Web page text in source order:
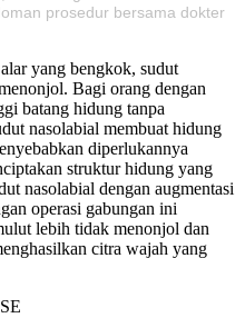
prosedur bersama dokter
yang bengkok, sudut
Bagi orang dengan
batang hidung tanpa
nasolabial membuat hidung
diperlukannya
struktur hidung yang
nasolabial dengan augmentasi
operasi gabungan ini
lebih tidak menonjol dan
citra wajah yang